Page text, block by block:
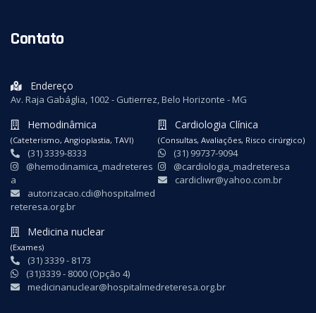
Contato
Endereço
Av. Raja Gabáglia, 1002 - Gutierrez, Belo Horizonte - MG
Hemodinâmica
(Cateterismo, Angioplastia, TAVI)
(31) 3339-8333
@hemodinamica_madreteres
a
autorizacao.cdi@hospitalmed
reteresa.org.br
Cardiologia Clínica
(Consultas, Avaliações, Risco cirúrgico)
(31) 99737-9094
@cardiologia_madreteresa
cardicliwr@yahoo.com.br
Medicina nuclear
(Exames)
(31) 3339 - 8173
(31)3339 - 8000 (Opção 4)
medicinanuclear@hospitalmedreteresa.org.br